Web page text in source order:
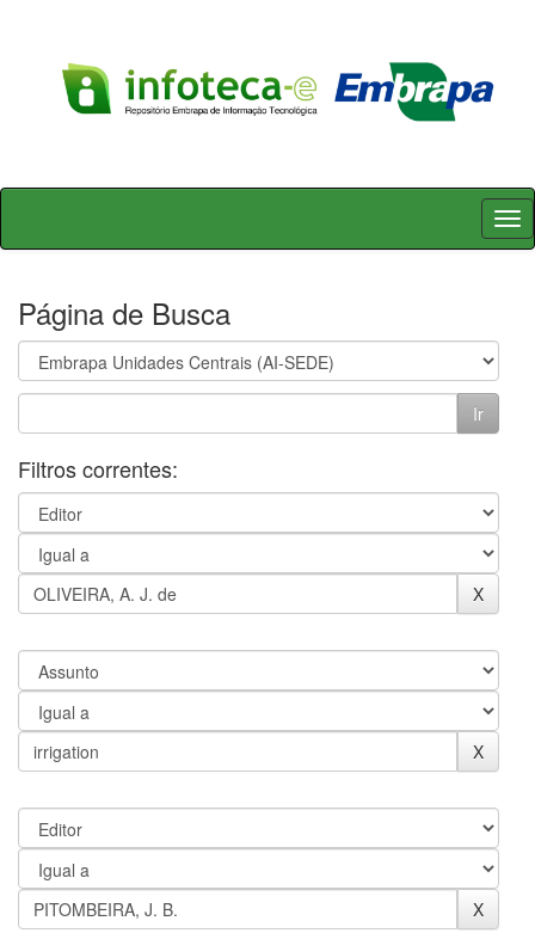
Skip
Página de Busca
Filtros correntes: